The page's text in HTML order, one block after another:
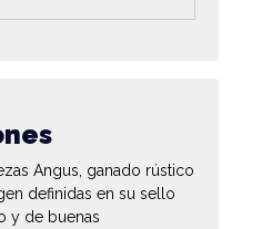
Angus, ganado rústico
definidas en su sello
y de buenas